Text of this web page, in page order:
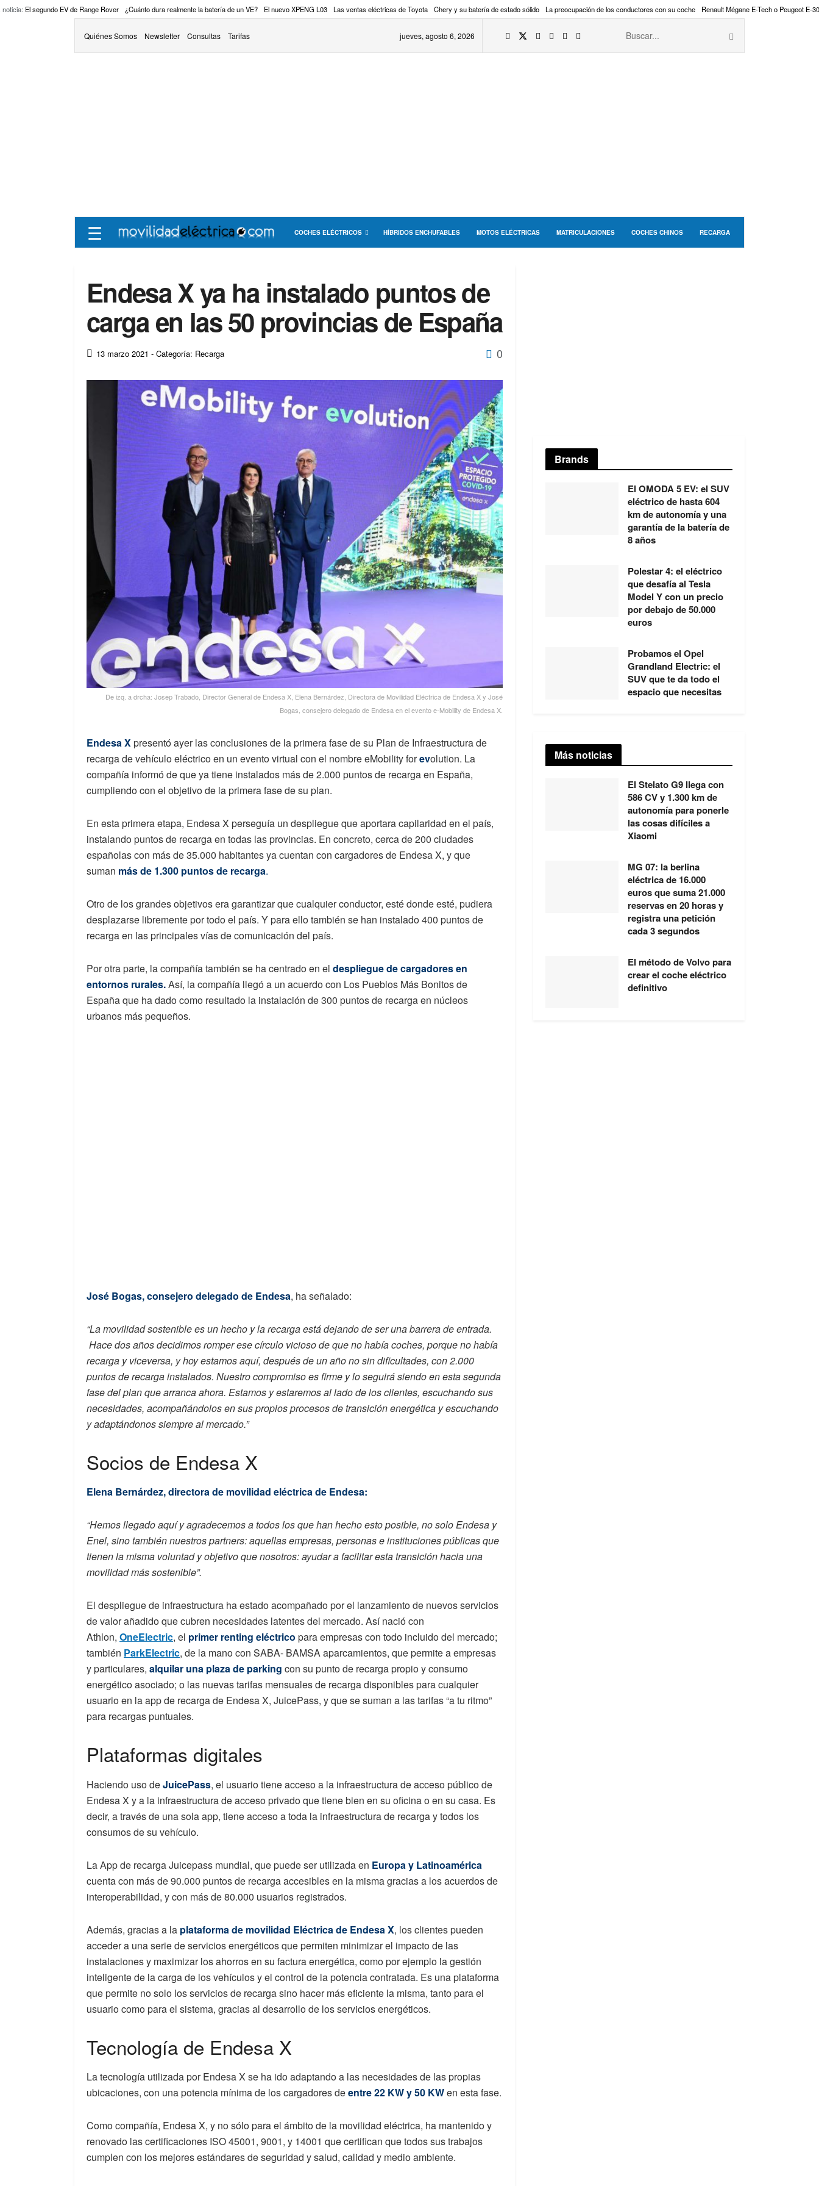
noticia: El segundo EV de Range Rover ¿Cuánto dura realmente la batería de un VE? El nuevo XPENG L03 Las ventas eléctricas de Toyota Chery y su batería de estado sólido La preocupación de los conductores con su coche Renault Mégane E-Tech o Peugeot E-
Quiénes Somos Newsletter Consultas Tarifas jueves, agosto 6, 2026
☰ COCHES ELÉCTRICOS HÍBRIDOS ENCHUFABLES MOTOS ELÉCTRICAS MATRICULACIONES COCHES CHINOS RECARGA
Endesa X ya ha instalado puntos de
carga en las 50 provincias de España
13 marzo 2021 - Categoría: Recarga 0
De izq. a drcha: Josep Trabado, Director General de Endesa X, Elena Bernárdez, Directora de Movilidad Eléctrica de Endesa X y José
Bogas, consejero delegado de Endesa en el evento e-Mobility de Endesa X.
Endesa Xpresentó ayer las conclusiones de la primera fase de su Plan de Infraestructura de
recarga de vehículo eléctrico en un evento virtual con el nombre eMobility forevolution. La
compañía informó de que ya tiene instalados más de 2.000 puntos de recarga en España,
cumpliendo con el objetivo de la primera fase de su plan.
En esta primera etapa, Endesa X perseguía un despliegue que aportara capilaridad en el país,
instalando puntos de recarga en todas las provincias. En concreto, cerca de 200 ciudades
españolas con más de 35.000 habitantes ya cuentan con cargadores de Endesa X, y que
suman más de 1.300 puntos de recarga.
Otro de los grandes objetivos era garantizar que cualquier conductor, esté donde esté, pudiera
desplazarse libremente por todo el país. Y para ello también se han instalado 400 puntos de
recarga en las principales vías de comunicación del país.
Por otra parte, la compañía también se ha centrado en el despliegue de cargadores en
entornos rurales.Así, la compañía llegó a un acuerdo con Los Pueblos Más Bonitos de
España que ha dado como resultado la instalación de 300 puntos de recarga en núcleos
urbanos más pequeños.
José Bogas, consejero delegado de Endesa, ha señalado:
“La movilidad sostenible es un hecho y la recarga está dejando de ser una barrera de entrada.
Hace dos años decidimos romper ese círculo vicioso de que no había coches, porque no había
recarga y viceversa, y hoy estamos aquí, después de un año no sin dificultades, con 2.000
puntos de recarga instalados. Nuestro compromiso es firme y lo seguirá siendo en esta segunda
fase del plan que arranca ahora. Estamos y estaremos al lado de los clientes, escuchando sus
necesidades, acompañándolos en sus propios procesos de transición energética y escuchando
y adaptándonos siempre al mercado.”
Socios de Endesa X
Elena Bernárdez, directora de movilidad eléctrica de Endesa:
“Hemos llegado aquí y agradecemos a todos los que han hecho esto posible, no solo Endesa y
Enel, sino también nuestros partners: aquellas empresas, personas e instituciones públicas que
tienen la misma voluntad y objetivo que nosotros: ayudar a facilitar esta transición hacia una
movilidad más sostenible”.
El despliegue de infraestructura ha estado acompañado por el lanzamiento de nuevos servicios
de valor añadido que cubren necesidades latentes del mercado. Así nació con
Athlon, OneElectric, el primer renting eléctrico para empresas con todo incluido del mercado;
también ParkElectric, de la mano con SABA- BAMSA aparcamientos, que permite a empresas
y particulares, alquilar una plaza de parking con su punto de recarga propio y consumo
energético asociado; o las nuevas tarifas mensuales de recarga disponibles para cualquier
usuario en la app de recarga de Endesa X, JuicePass, y que se suman a las tarifas “a tu ritmo”
para recargas puntuales.
Plataformas digitales
Haciendo uso deJuicePass, el usuario tiene acceso a la infraestructura de acceso público de
Endesa X y a la infraestructura de acceso privado que tiene bien en su oficina o en su casa. Es
decir, a través de una sola app, tiene acceso a toda la infraestructura de recarga y todos los
consumos de su vehículo.
La App de recarga Juicepass mundial, que puede ser utilizada en Europa y Latinoamérica
cuenta con más de 90.000 puntos de recarga accesibles en la misma gracias a los acuerdos de
interoperabilidad, y con más de 80.000 usuarios registrados.
Además, gracias a la plataforma de movilidad Eléctrica de Endesa X, los clientes pueden
acceder a una serie de servicios energéticos que permiten minimizar el impacto de las
instalaciones y maximizar los ahorros en su factura energética, como por ejemplo la gestión
inteligente de la carga de los vehículos y el control de la potencia contratada. Es una plataforma
que permite no solo los servicios de recarga sino hacer más eficiente la misma, tanto para el
usuario como para el sistema, gracias al desarrollo de los servicios energéticos.
Tecnología de Endesa X
La tecnología utilizada por Endesa X se ha ido adaptando a las necesidades de las propias
ubicaciones, con una potencia mínima de los cargadores deentre 22 KW y 50 KWen esta fase.
Como compañía, Endesa X, y no sólo para el ámbito de la movilidad eléctrica, ha mantenido y
renovado las certificaciones ISO 45001, 9001, y 14001 que certifican que todos sus trabajos
cumplen con los mejores estándares de seguridad y salud, calidad y medio ambiente.
Brands
El OMODA 5 EV: el SUV
eléctrico de hasta 604
km de autonomía y una
garantía de la batería de
8 años
Polestar 4: el eléctrico
que desafía al Tesla
Model Y con un precio
por debajo de 50.000
euros
Probamos el Opel
Grandland Electric: el
SUV que te da todo el
espacio que necesitas
Más noticias
El Stelato G9 llega con
586 CV y 1.300 km de
autonomía para ponerle
las cosas difíciles a
Xiaomi
MG 07: la berlina
eléctrica de 16.000
euros que suma 21.000
reservas en 20 horas y
registra una petición
cada 3 segundos
El método de Volvo para
crear el coche eléctrico
definitivo